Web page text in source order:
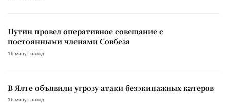
Путин провел оперативное совещание с
постоянными членами Совбеза
16 минут назад
В Ялте объявили угрозу атаки безэкипажных катеров
16 минут назад